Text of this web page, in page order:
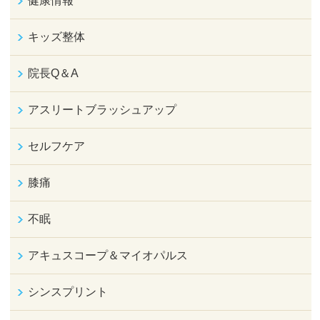
キッズ整体
院長Q＆A
アスリートブラッシュアップ
セルフケア
膝痛
不眠
アキュスコープ＆マイオパルス
シンスプリント